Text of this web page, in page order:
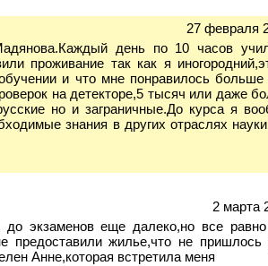
27 февраля
день по 10 часов
проживание так как я
и что мне понравилось больше
на детекторе,5 тысяч или даже
но и заграничные.До курса я
знания в других отраслях
2 марта
экзаменов еще далеко,но все равно
предоставили жилье,что не пришлось
Анне,которая встретила меня